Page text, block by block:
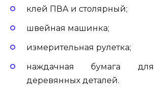
клей ПВА и столярный;
швейная машинка;
измерительная рулетка;
наждачная бумага
деревянных деталей.